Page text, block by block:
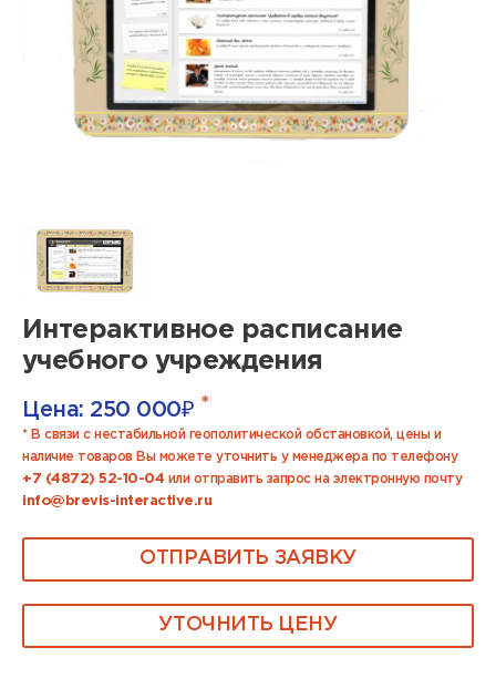
Интерактивное расписание
учебного учреждения
Цена: 250 000₽ *
* В связи с нестабильной геополитической обстановкой, цены и
наличие товаров Вы можете уточнить у менеджера по телефону
+7 (4872) 52-10-04 или отправить запрос на электронную почту
info@brevis-interactive.ru
ОТПРАВИТЬ ЗАЯВКУ
УТОЧНИТЬ ЦЕНУ